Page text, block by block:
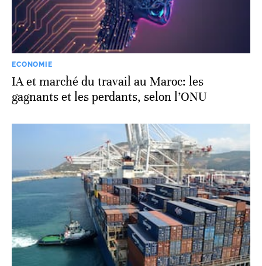
ECONOMIE
IA et marché du travail au Maroc: les
gagnants et les perdants, selon l’ONU